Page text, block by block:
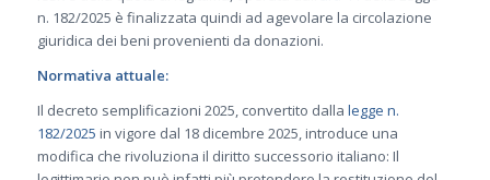
n. 182/2025 è finalizzata quindi ad agevolare la circolazione
giuridica dei beni provenienti da donazioni.
Normativa attuale:
Il decreto semplificazioni 2025, convertito dalla legge n.
182/2025 in vigore dal 18 dicembre 2025, introduce una
modifica che rivoluziona il diritto successorio italiano: Il